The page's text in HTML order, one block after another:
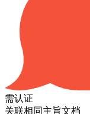
需认证
关联相同主旨文档